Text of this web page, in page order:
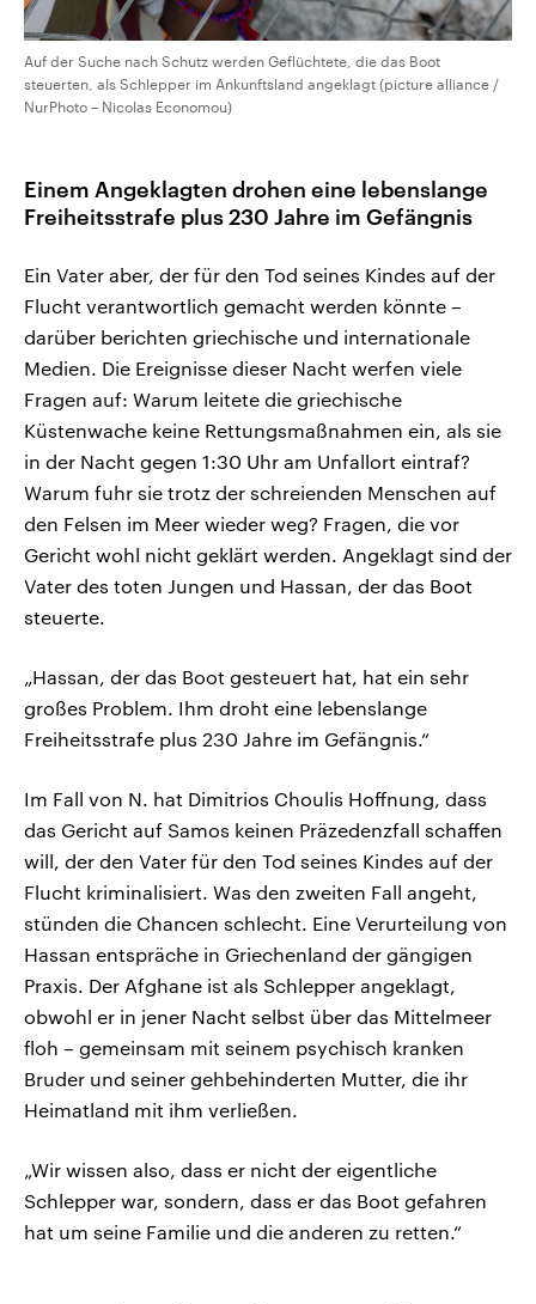
Auf der Suche nach Schutz werden Geflüchtete, die das Boot
steuerten, als Schlepper im Ankunftsland angeklagt (picture alliance /
NurPhoto – Nicolas Economou)
Einem Angeklagten drohen eine lebenslange
Freiheitsstrafe plus 230 Jahre im Gefängnis
Ein Vater aber, der für den Tod seines Kindes auf der
Flucht verantwortlich gemacht werden könnte –
darüber berichten griechische und internationale
Medien. Die Ereignisse dieser Nacht werfen viele
Fragen auf: Warum leitete die griechische
Küstenwache keine Rettungsmaßnahmen ein, als sie
in der Nacht gegen 1:30 Uhr am Unfallort eintraf?
Warum fuhr sie trotz der schreienden Menschen auf
den Felsen im Meer wieder weg? Fragen, die vor
Gericht wohl nicht geklärt werden. Angeklagt sind der
Vater des toten Jungen und Hassan, der das Boot
steuerte.
„Hassan, der das Boot gesteuert hat, hat ein sehr
großes Problem. Ihm droht eine lebenslange
Freiheitsstrafe plus 230 Jahre im Gefängnis.“
Im Fall von N. hat Dimitrios Choulis Hoffnung, dass
das Gericht auf Samos keinen Präzedenzfall schaffen
will, der den Vater für den Tod seines Kindes auf der
Flucht kriminalisiert. Was den zweiten Fall angeht,
stünden die Chancen schlecht. Eine Verurteilung von
Hassan entspräche in Griechenland der gängigen
Praxis. Der Afghane ist als Schlepper angeklagt,
obwohl er in jener Nacht selbst über das Mittelmeer
floh – gemeinsam mit seinem psychisch kranken
Bruder und seiner gehbehinderten Mutter, die ihr
Heimatland mit ihm verließen.
„Wir wissen also, dass er nicht der eigentliche
Schlepper war, sondern, dass er das Boot gefahren
hat um seine Familie und die anderen zu retten.“